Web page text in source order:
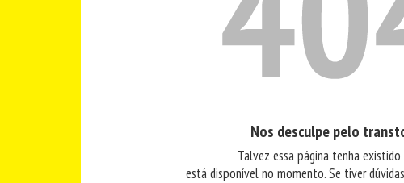
Nos desculpe pelo
Talvez essa página tenha existido
está disponível no momento. Se tiver